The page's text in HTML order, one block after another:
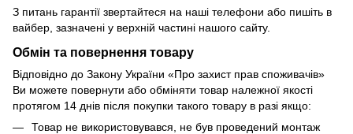
З питань гарантії звертайтеся на наші телефони або пишіть в
вайбер, зазначені у верхній частині нашого сайту.
Обмін та повернення товару
Відповідно до Закону України «Про захист прав споживачів»
Ви можете повернути або обміняти товар належної якості
протягом 14 днів після покупки такого товару в разі якщо:
Товар не використовувався, не був проведений монтаж